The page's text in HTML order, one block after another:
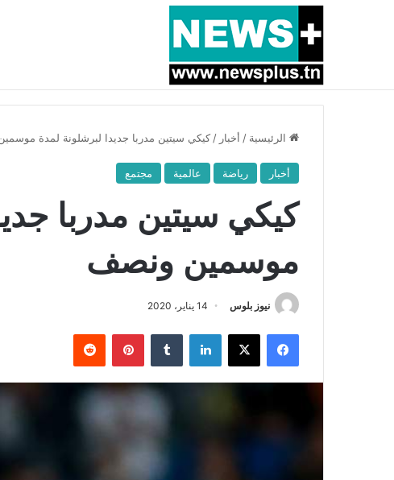
أخبار عاجلة بسبب المرزوقي وبتكليف من سعيّد: الخارجية تستدعي
الرئيسية / أخبار / كيكي سيتين مدربا جديدا لبرشلونة لمدة
أخبار رياضة عالمية مجتمع
كيكي سيتين مدربا
موسمين ونصف
نيوز بلوس 14 يناير، 2020
فيسبوك X لينكدإن بينتيريست